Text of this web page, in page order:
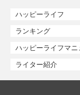
ハッピーライフ
ランキング
ハッピーライフマニ
ライター紹介